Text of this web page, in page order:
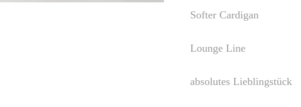
Softer Cardigan
Lounge Line
absolutes Lieblingstück